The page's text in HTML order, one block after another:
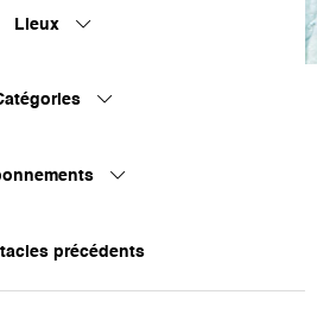
Lieux
précédents